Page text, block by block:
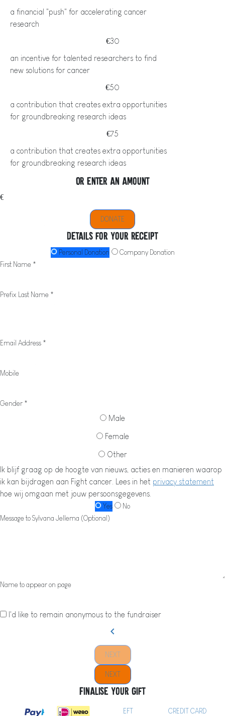
a financial "push" for accelerating cancer
research
€30
an incentive for talented researchers to find
new solutions for cancer
€50
a contribution that creates extra opportunities
for groundbreaking research ideas
€75
a contribution that creates extra opportunities
for groundbreaking research ideas
Or enter an amount
€
DONATE
Details for your receipt
Personal Donation
Company Donation
First Name *
Prefix Last Name *
Email Address *
Mobile
Gender *
Male
Female
Other
Ik blijf graag op de hoogte van nieuws, acties en manieren waarop
ik kan bijdragen aan Fight cancer. Lees in het privacy statement
hoe wij omgaan met jouw persoonsgegevens.
Yes
No
Message to Sylvana Jellema (Optional)
Name to appear on page
I'd like to remain anonymous to the fundraiser
chevron_left
NEXT
NEXT
Finalise your gift
EFT CREDIT CARD